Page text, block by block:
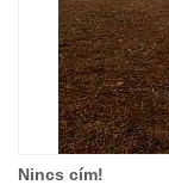
Nincs cím!